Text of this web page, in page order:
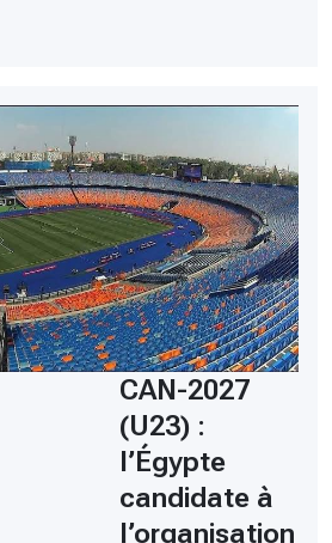
CAN-2027
(U23) :
l’Égypte
candidate à
l’organisation